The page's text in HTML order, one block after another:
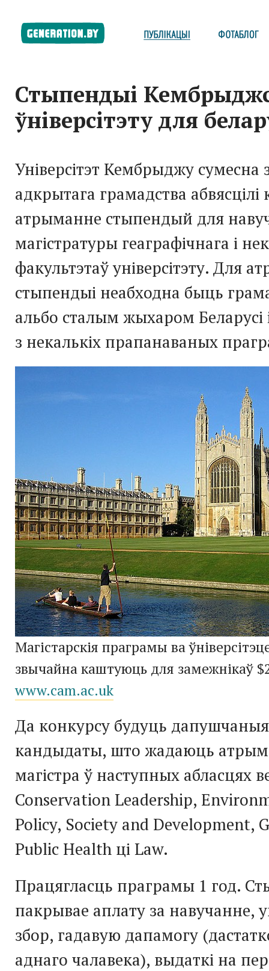
Стыпендыі
ўніверсітэту для
Універсітэт Кембрыджу
адкрытага грамадства
атрыманне стыпендый для
магістратуры геаграфічнага і
факультэтаў універсітэту. Для
стыпендыі неабходна быць
альбо сталым жыхаром Беларусі
з некалькіх прапанаваных
Магістарскія праграмы ва
звычайна каштуюць для замежнікаў
www.cam.ac.uk
Да конкурсу будуць дапушчаныя
кандыдаты, што жадаюць
магістра ў наступных абласцях
Conservation Leadership,
Policy, Society and Development,
Public Health ці Law.
Працягласць праграмы 1 год.
пакрывае аплату за навучанне,
збор, гадавую дапамогу
аднаго чалавека), выдаткі на